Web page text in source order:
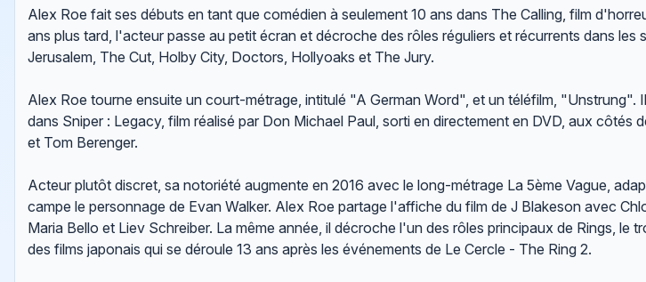
Alex Roe fait ses débuts en tant que comédien à seulement 10 ans dans The Calling, film
ans plus tard, l'acteur passe au petit écran et décroche des rôles réguliers et récurrents dans les
Jerusalem, The Cut, Holby City, Doctors, Hollyoaks et The Jury.
Alex Roe tourne ensuite un court-métrage, intitulé "A German Word", et un téléfilm, "Unstrung".
dans Sniper : Legacy, film réalisé par Don Michael Paul, sorti en directement en DVD, aux côtés
et Tom Berenger.
Acteur plutôt discret, sa notoriété augmente en 2016 avec le long-métrage La 5ème Vague,
campe le personnage de Evan Walker. Alex Roe partage l'affiche du film de J Blakeson avec
Maria Bello et Liev Schreiber. La même année, il décroche l'un des rôles principaux de Rings, le
des films japonais qui se déroule 13 ans après les événements de Le Cercle - The Ring 2.